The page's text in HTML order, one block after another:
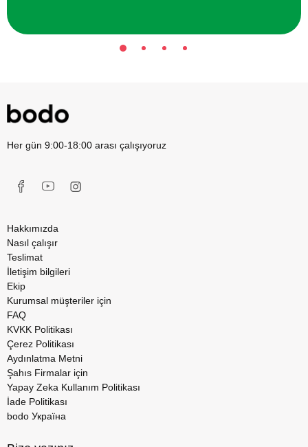
Her gün 9:00-18:00 arası çalışıyoruz
Hakkımızda
Nasıl çalışır
Teslimat
İletişim bilgileri
Ekip
Kurumsal müşteriler için
FAQ
KVKK Politikası
Çerez Politikası
Aydınlatma Metni
Şahıs Firmalar için
Yapay Zeka Kullanım Politikası
İade Politikası
bodo Україна